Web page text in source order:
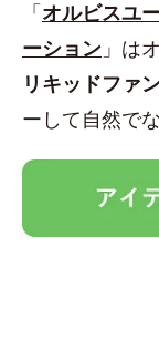
「オルビスユ
ーション 」は
リキッドファ
ーして自然で